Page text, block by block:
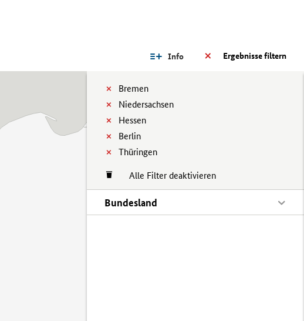
Ergebnisse filtern
Info
Bremen
Niedersachsen
Hessen
Berlin
Thüringen
Alle Filter deaktivieren
Bundesland